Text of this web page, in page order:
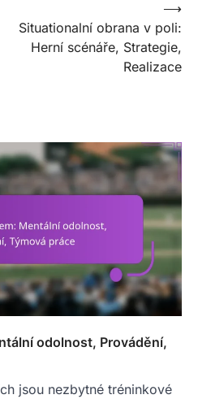
Situationalní obrana v poli:
Herní scénáře, Strategie,
Realizace
⟶
odolnost, Provádění,
jsou nezbytné tréninkové